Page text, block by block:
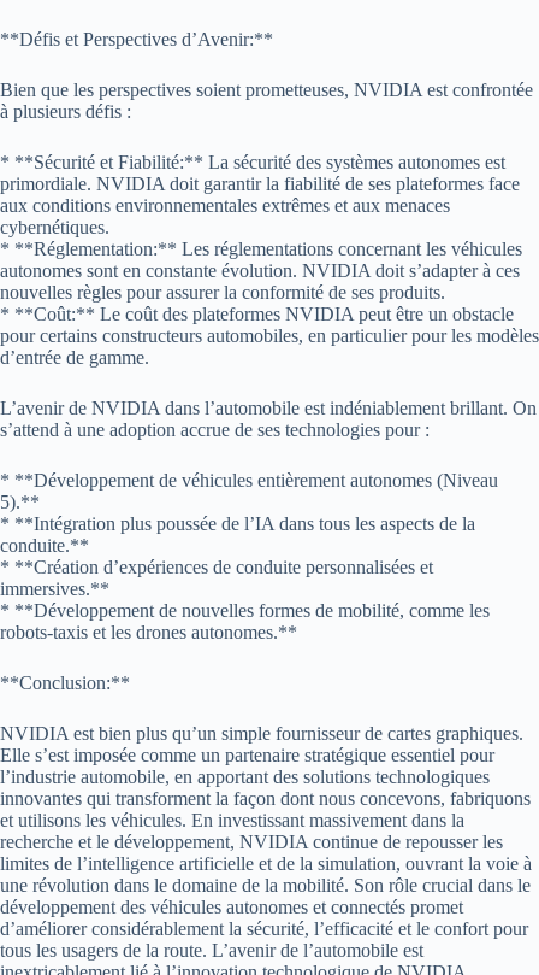
**Défis et Perspectives d’Avenir:**
Bien que les perspectives soient prometteuses, NVIDIA est confrontée
à plusieurs défis :
* **Sécurité et Fiabilité:** La sécurité des systèmes autonomes est
primordiale. NVIDIA doit garantir la fiabilité de ses plateformes face
aux conditions environnementales extrêmes et aux menaces
cybernétiques.
* **Réglementation:** Les réglementations concernant les véhicules
autonomes sont en constante évolution. NVIDIA doit s’adapter à ces
nouvelles règles pour assurer la conformité de ses produits.
* **Coût:** Le coût des plateformes NVIDIA peut être un obstacle
pour certains constructeurs automobiles, en particulier pour les modèles
d’entrée de gamme.
L’avenir de NVIDIA dans l’automobile est indéniablement brillant. On
s’attend à une adoption accrue de ses technologies pour :
* **Développement de véhicules entièrement autonomes (Niveau
5).**
* **Intégration plus poussée de l’IA dans tous les aspects de la
conduite.**
* **Création d’expériences de conduite personnalisées et
immersives.**
* **Développement de nouvelles formes de mobilité, comme les
robots-taxis et les drones autonomes.**
**Conclusion:**
NVIDIA est bien plus qu’un simple fournisseur de cartes graphiques.
Elle s’est imposée comme un partenaire stratégique essentiel pour
l’industrie automobile, en apportant des solutions technologiques
innovantes qui transforment la façon dont nous concevons, fabriquons
et utilisons les véhicules. En investissant massivement dans la
recherche et le développement, NVIDIA continue de repousser les
limites de l’intelligence artificielle et de la simulation, ouvrant la voie à
une révolution dans le domaine de la mobilité. Son rôle crucial dans le
développement des véhicules autonomes et connectés promet
d’améliorer considérablement la sécurité, l’efficacité et le confort pour
tous les usagers de la route. L’avenir de l’automobile est